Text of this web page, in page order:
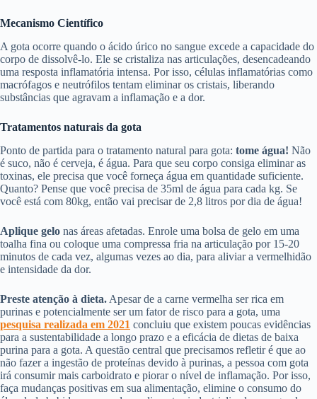
Mecanismo Científico
A gota ocorre quando o ácido úrico no sangue excede a capacidade do
corpo de dissolvê-lo. Ele se cristaliza nas articulações, desencadeando
uma resposta inflamatória intensa. Por isso, células inflamatórias como
macrófagos e neutrófilos tentam eliminar os cristais, liberando
substâncias que agravam a inflamação e a dor.
Tratamentos naturais da gota
Ponto de partida para o tratamento natural para gota: tome água! Não
é suco, não é cerveja, é água. Para que seu corpo consiga eliminar as
toxinas, ele precisa que você forneça água em quantidade suficiente.
Quanto? Pense que você precisa de 35ml de água para cada kg. Se
você está com 80kg, então vai precisar de 2,8 litros por dia de água!
Aplique gelo nas áreas afetadas. Enrole uma bolsa de gelo em uma
toalha fina ou coloque uma compressa fria na articulação por 15-20
minutos de cada vez, algumas vezes ao dia, para aliviar a vermelhidão
e intensidade da dor.
Preste atenção à dieta. Apesar de a carne vermelha ser rica em
purinas e potencialmente ser um fator de risco para a gota, uma
pesquisa realizada em 2021 concluiu que existem poucas evidências
para a sustentabilidade a longo prazo e a eficácia de dietas de baixa
purina para a gota. A questão central que precisamos refletir é que ao
não fazer a ingestão de proteínas devido à purinas, a pessoa com gota
irá consumir mais carboidrato e piorar o nível de inflamação. Por isso,
faça mudanças positivas em sua alimentação, elimine o consumo do